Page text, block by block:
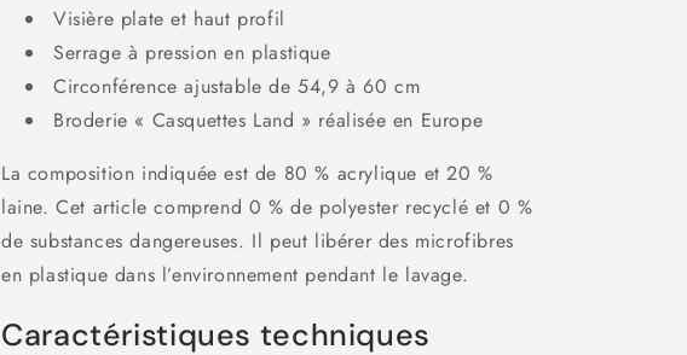
Visière plate et haut profil
Serrage à pression en plastique
Circonférence ajustable de 54,9 à 60 cm
Broderie « Casquettes Land » réalisée en Europe
La composition indiquée est de 80 % acrylique et 20 %
laine. Cet article comprend 0 % de polyester recyclé et 0 %
de substances dangereuses. Il peut libérer des microfibres
en plastique dans l’environnement pendant le lavage.
Caractéristiques techniques